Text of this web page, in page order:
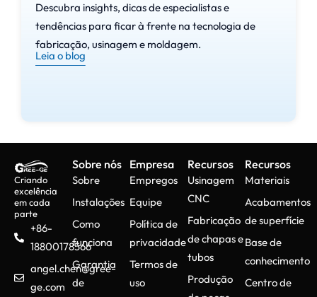
Descubra insights, dicas de especialistas e
tendências para ficar à frente na tecnologia de
fabricação, usinagem e moldagem.
Leia o blog
Criando
excelência
em cada
parte
+86-
18800178566
angel.chen@gree-
ge.com
Sobre nós
Sobre
Instalações
Como
funciona
Garantia
de
Empresa
Empregos
Equipe
Política de
privacidade
Termos de
uso
Recursos
Usinagem
CNC
Fabricação
de chapas e
tubos
Produção
Recursos
Materiais
Acabamentos
de superfície
Base de
conhecimento
Centro de